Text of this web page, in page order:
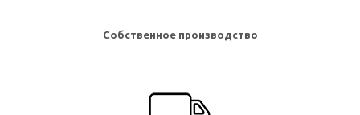
Собственное производство